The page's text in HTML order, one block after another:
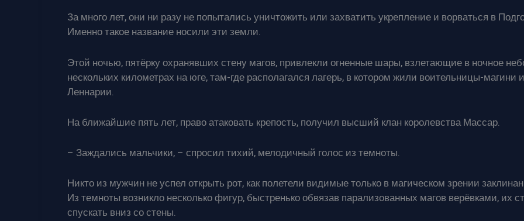
За много лет, они ни разу не попытались уничтожить или захватить укрепление и ворваться в
Именно такое название носили эти земли.
Этой ночью, пятёрку охранявших стену магов, привлекли огненные шары, взлетающие в ночное
нескольких километрах на юге, там-где располагался лагерь, в котором жили воительницы-магини
Леннарии.
На ближайшие пять лет, право атаковать крепость, получил высший клан королевства Массар.
– Заждались мальчики, – спросил тихий, мелодичный голос из темноты.
Никто из мужчин не успел открыть рот, как полетели видимые только в магическом зрении
Из темноты возникло несколько фигур, быстренько обвязав парализованных магов верёвками, их
спускать вниз со стены.